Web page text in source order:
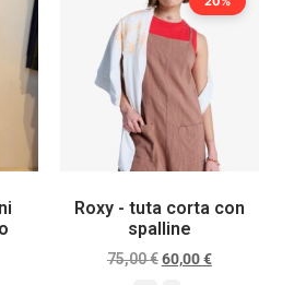
Roxy - tuta corta con
spalline
75,00€ 60,00€